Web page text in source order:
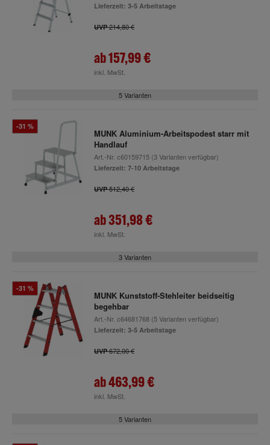
Lieferzeit: 3-5 Arbeitstage
UVP214,80 €
ab157,99 €
inkl. MwSt.
5 Varianten
-31 %
MUNK Aluminium-Arbeitspodest starr mit
Handlauf
Art.-Nr. c60159715(3 Varianten verfügbar)
Lieferzeit: 7-10 Arbeitstage
UVP512,40 €
ab351,98 €
inkl. MwSt.
3 Varianten
-31 %
MUNK Kunststoff-Stehleiter beidseitig
begehbar
Art.-Nr. c64681768(5 Varianten verfügbar)
Lieferzeit: 3-5 Arbeitstage
UVP672,00 €
ab463,99 €
inkl. MwSt.
5 Varianten